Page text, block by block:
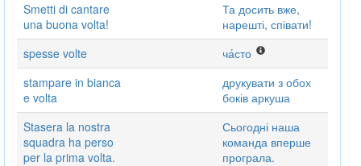
Smetti di cantare
una buona volta!
Та досить вже,
нарешті, співати!
spesse volte
ча́сто
stampare in bianca
e volta
друкувати з обох
боків аркуша
Stasera la nostra
squadra ha perso
per la prima volta.
Сьогодні наша
команда вперше
програла.